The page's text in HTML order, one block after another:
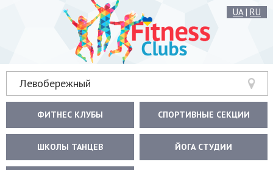
UA| RU
Левобережный
ФИТНЕС КЛУБЫ СПОРТИВНЫЕ СЕКЦИИ
ШКОЛЫ ТАНЦЕВ ЙОГА СТУДИИ